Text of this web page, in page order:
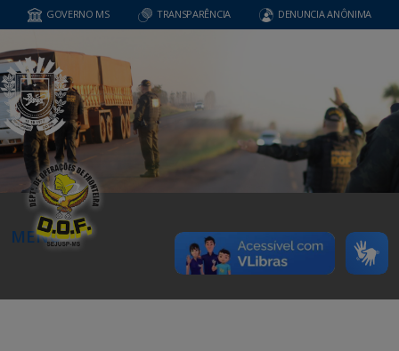
GOVERNO MS TRANSPARÊNCIA DENUNCIA ANÔNIMA
MENU